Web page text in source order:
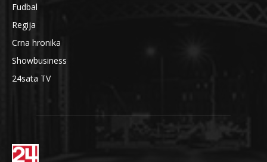
Fudbal
Regija
Crna hronika
Showbusiness
24sata TV